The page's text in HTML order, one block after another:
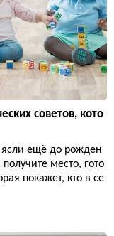
советов, кото
ясли ещё до рожден
место, гото
покажет, кто в се